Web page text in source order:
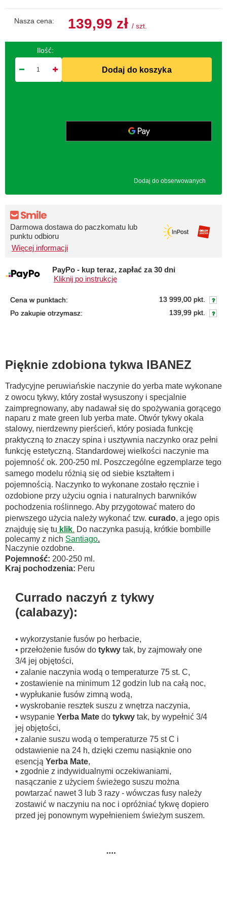
Nasza cena: 139,99 zł / szt.
Ilość:
Dodaj do koszyka
Dodaj do obserwowanych
Darmowa dostawa do paczkomatu lub
punktu odbioru
Więcej informacji
PayPo - kup teraz, zapłać za 30 dni
Kliknij po instrukcję
Cena w punktach:
13 999,00 pkt.
Po zakupie otrzymasz:
139,99 pkt.
Pięknie zdobiona tykwa IBANEZ
Tradycyjne peruwiańskie naczynie do yerba mate wykonane
z owocu tykwy, który został wysuszony i specjalnie
zaimpregnowany, aby nadawał się do spożywania gorącego
naparu z mate green lub yerba mate. Otwór tykwy okala
stalowy, nierdzewny pierścień, który posiada funkcję
praktyczną to znaczy spina i usztywnia naczynko oraz pełni
funkcję estetyczną. Standardowej wielkości naczynie ma
pojemność ok. 200-250 ml. Poszczególne egzemplarze tego
samego modelu różnią się od siebie kształtem i
pojemnością. Naczynko to wykonane zostało ręcznie i
ozdobione przy użyciu ognia i naturalnych barwników
pochodzenia roślinnego. Aby przygotować matero do
pierwszego użycia należy wykonać tzw. curado, a jego opis
znajduję się tu klik. Do naczynka pasują, krótkie bombille
polecamy z nich Santiago.
Naczynie ozdobne.
Pojemność: 200-250 ml.
Kraj pochodzenia: Peru
Currado naczyń z tykwy
(calabazy):
• wykorzystanie fusów po herbacie,
• przełożenie fusów do tykwy tak, by zajmowały one
3/4 jej objętości,
• zalanie naczynia wodą o temperaturze 75 st. C,
• zostawienie na minimum 12 godzin lub na całą noc,
• wypłukanie fusów zimną wodą,
• wyskrobanie resztek suszu z wnętrza naczynia,
• wsypanie Yerba Mate do tykwy tak, by wypełnić 3/4
jej objętości,
• zalanie suszu wodą o temperaturze 75 st C i
odstawienie na 24 h, dzięki czemu nasiąknie ono
esencją Yerba Mate,
• zgodnie z indywidualnymi oczekiwaniami,
nasączanie z użyciem świeżego suszu można
powtarzać nawet 3 lub 3 razy - wówczas fusy należy
zostawić w naczyniu na noc i opróżniać tykwę dopiero
przed jej ponownym wypełnieniem świeżym suszem.